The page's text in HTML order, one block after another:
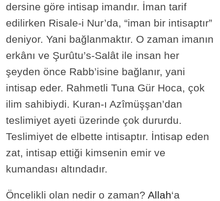
dersine göre intisap imandır. İman tarif
edilirken Risale-i Nur’da, “iman bir intisaptır”
deniyor. Yani bağlanmaktır. O zaman imanın
erkânı ve Şurûtu’s-Salât ile insan her
şeyden önce Rabb’isine bağlanır, yani
intisap eder. Rahmetli Tuna Gür Hoca, çok
ilim sahibiydi. Kuran-ı Azîmüşşan’dan
teslimiyet ayeti üzerinde çok dururdu.
Teslimiyet de elbette intisaptır. İntisap eden
zat, intisap ettiği kimsenin emir ve
kumandası altındadır.
Öncelikli olan nedir o zaman? Allah‘a